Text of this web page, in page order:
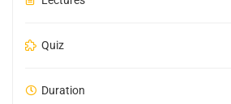
Quiz
Duration